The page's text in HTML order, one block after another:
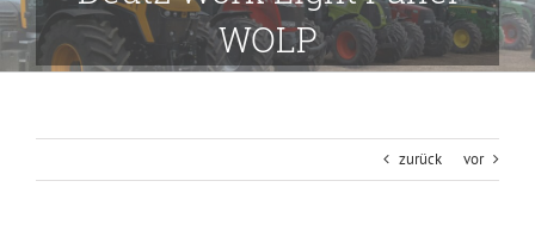
WOLP
zurück vor